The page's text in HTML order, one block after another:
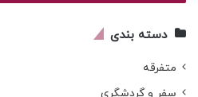
وارد
دسته بندی
متفرقه
سفر و گردشگری